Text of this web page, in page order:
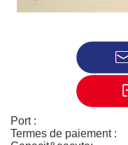
Port :
Termes de paiement :